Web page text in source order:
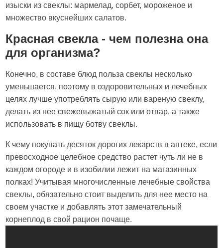
изыски из свеклы: мармелад, сорбет, мороженое и
множество вкуснейших салатов.
Красная свекла - чем полезна она
для организма?
Конечно, в составе блюд польза свеклы несколько
уменьшается, поэтому в оздоровительных и лечебных
целях лучше употреблять сырую или вареную свеклу,
делать из нее свежевыжатый сок или отвар, а также
использовать в пищу ботву свеклы.
К чему покупать десяток дорогих лекарств в аптеке, если
превосходное целебное средство растет чуть ли не в
каждом огороде и в изобилии лежит на магазинных
полках! Учитывая многочисленные лечебные свойства
свеклы, обязательно стоит выделить для нее место на
своем участке и добавлять этот замечательный
корнеплод в свой рацион почаще.